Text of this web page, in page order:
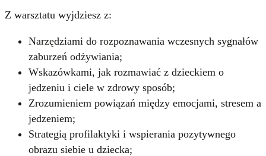
Z warsztatu wyjdziesz z:
Narzędziami do rozpoznawania wczesnych sygnałów
zaburzeń odżywiania;
Wskazówkami, jak rozmawiać z dzieckiem o
jedzeniu i ciele w zdrowy sposób;
Zrozumieniem powiązań między emocjami, stresem a
jedzeniem;
Strategią profilaktyki i wspierania pozytywnego
obrazu siebie u dziecka;